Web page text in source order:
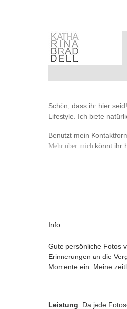
Schön, dass ihr hier
Lifestyle. Ich biete
Benutzt mein
Mehr über mich könnt ihr
Info
Gute persönliche Fotos
Erinnerungen an die
Momente ein. Meine
Leistung: Da jede